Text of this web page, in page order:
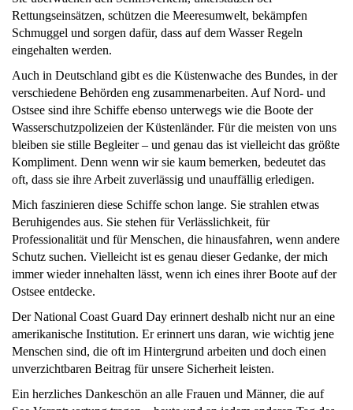
Rettungseinsätzen, schützen die Meeresumwelt, bekämpfen
Schmuggel und sorgen dafür, dass auf dem Wasser Regeln
eingehalten werden.
Auch in Deutschland gibt es die Küstenwache des Bundes, in der
verschiedene Behörden eng zusammenarbeiten. Auf Nord- und
Ostsee sind ihre Schiffe ebenso unterwegs wie die Boote der
Wasserschutzpolizeien der Küstenländer. Für die meisten von uns
bleiben sie stille Begleiter – und genau das ist vielleicht das größte
Kompliment. Denn wenn wir sie kaum bemerken, bedeutet das
oft, dass sie ihre Arbeit zuverlässig und unauffällig erledigen.
Mich faszinieren diese Schiffe schon lange. Sie strahlen etwas
Beruhigendes aus. Sie stehen für Verlässlichkeit, für
Professionalität und für Menschen, die hinausfahren, wenn andere
Schutz suchen. Vielleicht ist es genau dieser Gedanke, der mich
immer wieder innehalten lässt, wenn ich eines ihrer Boote auf der
Ostsee entdecke.
Der National Coast Guard Day erinnert deshalb nicht nur an eine
amerikanische Institution. Er erinnert uns daran, wie wichtig jene
Menschen sind, die oft im Hintergrund arbeiten und doch einen
unverzichtbaren Beitrag für unsere Sicherheit leisten.
Ein herzliches Dankeschön an alle Frauen und Männer, die auf